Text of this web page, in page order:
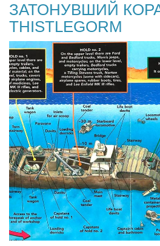
ЗАТОНУВШИЙ
THISTLEGORM